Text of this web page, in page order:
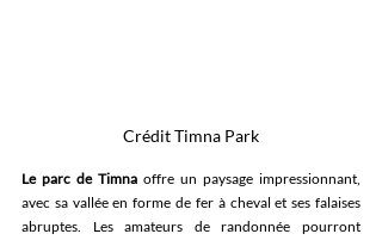
Crédit Timna Park
Le parc de Timna offre un paysage impressionnant,
avec sa vallée en forme de fer à cheval et ses falaises
abruptes. Les amateurs de randonnée pourront